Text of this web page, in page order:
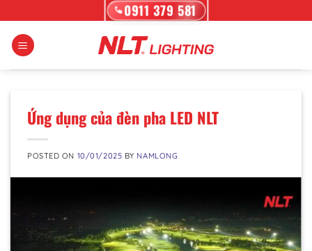
to
content
0911 379 581
Ứng dụng của đèn pha LED NLT
POSTED ON 10/01/2025 BY NAMLONG